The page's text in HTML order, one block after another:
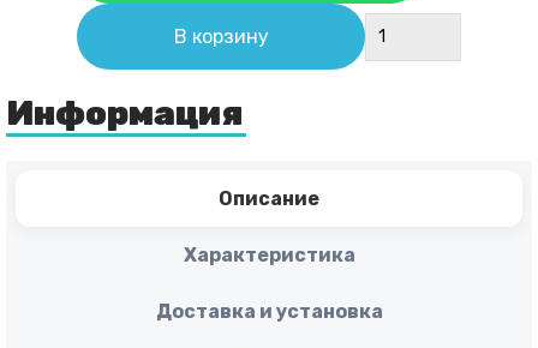
В корзину
Информация
Описание
Характеристика
Доставка и установка